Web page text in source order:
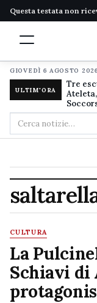
Questa testata non
GIOVEDÌ 6 AGOSTO 2026
ULTIM'ORA
Tre
Cerca
nel
CULTURA
La
Schiavi di